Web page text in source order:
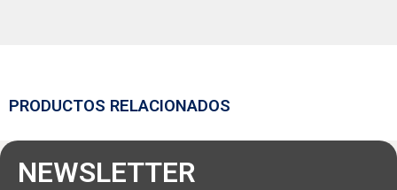
PRODUCTOS RELACIONADOS
NEWSLETTER